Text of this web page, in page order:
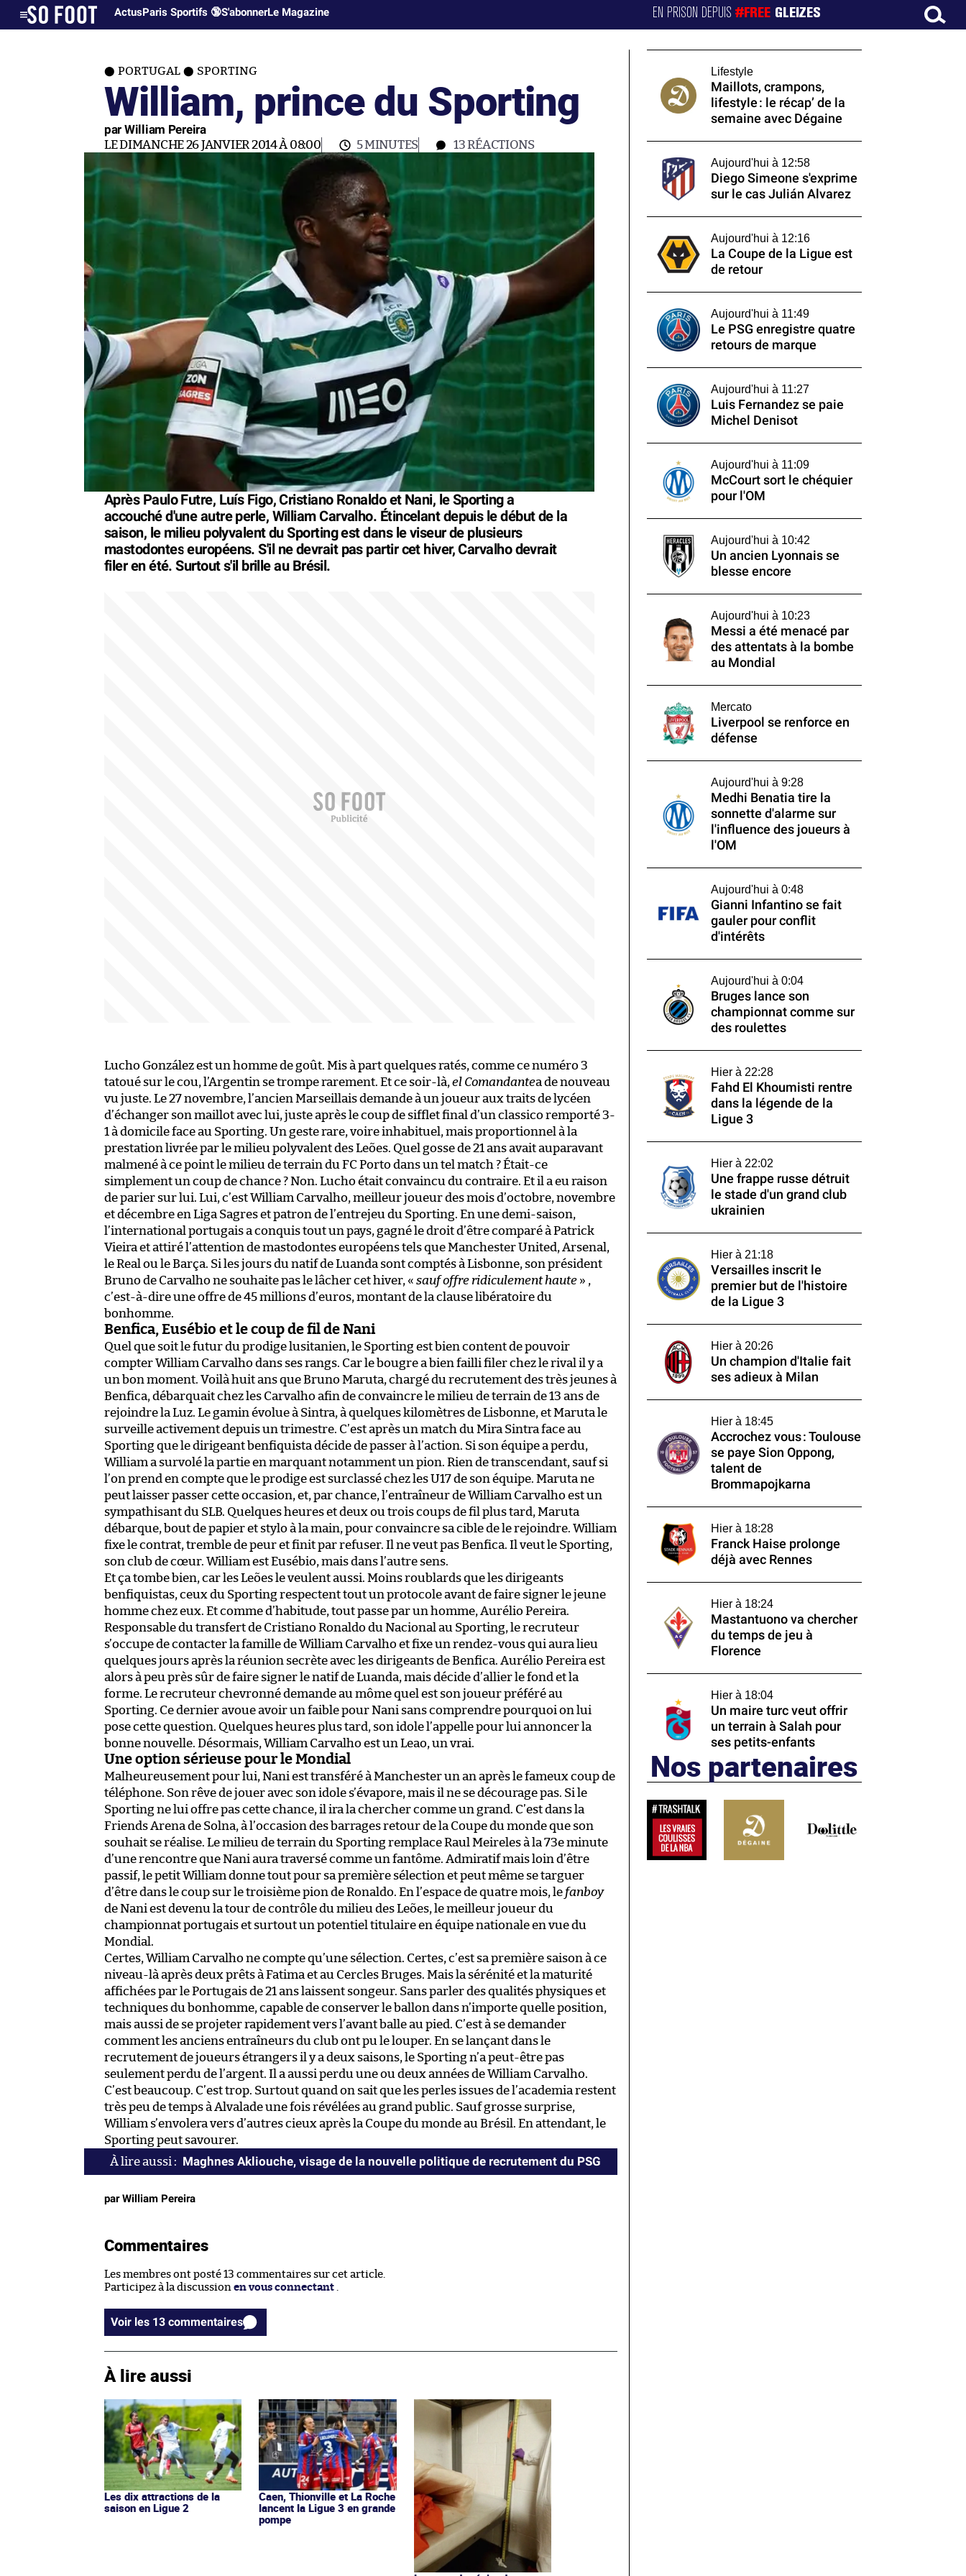
ActusParis Sportifs 🔞S'abonnerLe Magazine EN PRISON DEPUIS#FREE GLEIZES
PORTUGAL SPORTING
William, prince du Sporting
par William Pereira
LE DIMANCHE 26 JANVIER 2014 À 08:00 5 MINUTES 13RÉACTIONS
Après Paulo Futre, Luís Figo, Cristiano Ronaldo et Nani, le Sporting a
accouché d'une autre perle, William Carvalho. Étincelant depuis le début de la
saison, le milieu polyvalent du Sporting est dans le viseur de plusieurs
mastodontes européens. S'il ne devrait pas partir cet hiver, Carvalho devrait
filer en été. Surtout s'il brille au Brésil.
Lucho González est un homme de goût. Mis à part quelques ratés, comme ce numéro 3
tatoué sur le cou, l’Argentin se trompe rarement. Et ce soir-là, el Comandantea de nouveau
vu juste. Le 27 novembre, l’ancien Marseillais demande à un joueur aux traits de lycéen
d’échanger son maillot avec lui, juste après le coup de sifflet final d’un classico remporté 3-
1 à domicile face au Sporting. Un geste rare, voire inhabituel, mais proportionnel à la
prestation livrée par le milieu polyvalent des Leões. Quel gosse de 21 ans avait auparavant
malmené à ce point le milieu de terrain du FC Porto dans un tel match ? Était-ce
simplement un coup de chance ? Non. Lucho était convaincu du contraire. Et il a eu raison
de parier sur lui. Lui, c’est William Carvalho, meilleur joueur des mois d’octobre, novembre
et décembre en Liga Sagres et patron de l’entrejeu du Sporting. En une demi-saison,
l’international portugais a conquis tout un pays, gagné le droit d’être comparé à Patrick
Vieira et attiré l’attention de mastodontes européens tels que Manchester United, Arsenal,
le Real ou le Barça. Si les jours du natif de Luanda sont comptés à Lisbonne, son président
Bruno de Carvalho ne souhaite pas le lâcher cet hiver, « sauf offre ridiculement haute » ,
c’est-à-dire une offre de 45 millions d’euros, montant de la clause libératoire du
bonhomme.
Benfica, Eusébio et le coup de fil de Nani
Quel que soit le futur du prodige lusitanien, le Sporting est bien content de pouvoir
compter William Carvalho dans ses rangs. Car le bougre a bien failli filer chez le rival il y a
un bon moment. Voilà huit ans que Bruno Maruta, chargé du recrutement des très jeunes à
Benfica, débarquait chez les Carvalho afin de convaincre le milieu de terrain de 13 ans de
rejoindre la Luz. Le gamin évolue à Sintra, à quelques kilomètres de Lisbonne, et Maruta le
surveille activement depuis un trimestre. C’est après un match du Mira Sintra face au
Sporting que le dirigeant benfiquista décide de passer à l’action. Si son équipe a perdu,
William a survolé la partie en marquant notamment un pion. Rien de transcendant, sauf si
l’on prend en compte que le prodige est surclassé chez les U17 de son équipe. Maruta ne
peut laisser passer cette occasion, et, par chance, l’entraîneur de William Carvalho est un
sympathisant du SLB. Quelques heures et deux ou trois coups de fil plus tard, Maruta
débarque, bout de papier et stylo à la main, pour convaincre sa cible de le rejoindre. William
fixe le contrat, tremble de peur et finit par refuser. Il ne veut pas Benfica. Il veut le Sporting,
son club de cœur. William est Eusébio, mais dans l’autre sens.
Et ça tombe bien, car les Leões le veulent aussi. Moins roublards que les dirigeants
benfiquistas, ceux du Sporting respectent tout un protocole avant de faire signer le jeune
homme chez eux. Et comme d’habitude, tout passe par un homme, Aurélio Pereira.
Responsable du transfert de Cristiano Ronaldo du Nacional au Sporting, le recruteur
s’occupe de contacter la famille de William Carvalho et fixe un rendez-vous qui aura lieu
quelques jours après la réunion secrète avec les dirigeants de Benfica. Aurélio Pereira est
alors à peu près sûr de faire signer le natif de Luanda, mais décide d’allier le fond et la
forme. Le recruteur chevronné demande au môme quel est son joueur préféré au
Sporting. Ce dernier avoue avoir un faible pour Nani sans comprendre pourquoi on lui
pose cette question. Quelques heures plus tard, son idole l’appelle pour lui annoncer la
bonne nouvelle. Désormais, William Carvalho est un Leao, un vrai.
Une option sérieuse pour le Mondial
Malheureusement pour lui, Nani est transféré à Manchester un an après le fameux coup de
téléphone. Son rêve de jouer avec son idole s’évapore, mais il ne se décourage pas. Si le
Sporting ne lui offre pas cette chance, il ira la chercher comme un grand. C’est dans la
Friends Arena de Solna, à l’occasion des barrages retour de la Coupe du monde que son
souhait se réalise. Le milieu de terrain du Sporting remplace Raul Meireles à la 73e minute
d’une rencontre que Nani aura traversé comme un fantôme. Admiratif mais loin d’être
passif, le petit William donne tout pour sa première sélection et peut même se targuer
d’être dans le coup sur le troisième pion de Ronaldo. En l’espace de quatre mois, le fanboy
de Nani est devenu la tour de contrôle du milieu des Leões, le meilleur joueur du
championnat portugais et surtout un potentiel titulaire en équipe nationale en vue du
Mondial.
Certes, William Carvalho ne compte qu’une sélection. Certes, c’est sa première saison à ce
niveau-là après deux prêts à Fatima et au Cercles Bruges. Mais la sérénité et la maturité
affichées par le Portugais de 21 ans laissent songeur. Sans parler des qualités physiques et
techniques du bonhomme, capable de conserver le ballon dans n’importe quelle position,
mais aussi de se projeter rapidement vers l’avant balle au pied. C’est à se demander
comment les anciens entraîneurs du club ont pu le louper. En se lançant dans le
recrutement de joueurs étrangers il y a deux saisons, le Sporting n’a peut-être pas
seulement perdu de l’argent. Il a aussi perdu une ou deux années de William Carvalho.
C’est beaucoup. C’est trop. Surtout quand on sait que les perles issues de l’academia restent
très peu de temps à Alvalade une fois révélées au grand public. Sauf grosse surprise,
William s’envolera vers d’autres cieux après la Coupe du monde au Brésil. En attendant, le
Sporting peut savourer.
Maghnes Akliouche, visage de la nouvelle politique de recrutement du PSG
par William Pereira
Commentaires
Les membres ont posté 13 commentaires sur cet article.
Participez à la discussion en vous connectant
Voir les 13 commentaires
À lire aussi
Les dix attractions de la
saison en Ligue 2
Caen, Thionville et La Roche
lancent la Ligue 3 en grande
pompe
Lifestyle
Maillots, crampons,
lifestyle : le récap’ de la
semaine avec Dégaine
Aujourd'hui à 12:58
Diego Simeone s'exprime
sur le cas Julián Alvarez
Aujourd'hui à 12:16
La Coupe de la Ligue est
de retour
Aujourd'hui à 11:49
Le PSG enregistre quatre
retours de marque
Aujourd'hui à 11:27
Luis Fernandez se paie
Michel Denisot
Aujourd'hui à 11:09
McCourt sort le chéquier
pour l'OM
Aujourd'hui à 10:42
Un ancien Lyonnais se
blesse encore
Aujourd'hui à 10:23
Messi a été menacé par
des attentats à la bombe
au Mondial
Mercato
Liverpool se renforce en
défense
Aujourd'hui à 9:28
Medhi Benatia tire la
sonnette d'alarme sur
l'influence des joueurs à
l'OM
Aujourd'hui à 0:48
Gianni Infantino se fait
gauler pour conflit
d'intérêts
Aujourd'hui à 0:04
Bruges lance son
championnat comme sur
des roulettes
Hier à 22:28
Fahd El Khoumisti rentre
dans la légende de la
Ligue 3
Hier à 22:02
Une frappe russe détruit
le stade d'un grand club
ukrainien
Hier à 21:18
Versailles inscrit le
premier but de l'histoire
de la Ligue 3
Hier à 20:26
Un champion d'Italie fait
ses adieux à Milan
Hier à 18:45
Accrochez vous : Toulouse
se paye Sion Oppong,
talent de
Brommapojkarna
Hier à 18:28
Franck Haise prolonge
déjà avec Rennes
Hier à 18:24
Mastantuono va chercher
du temps de jeu à
Florence
Hier à 18:04
Un maire turc veut offrir
un terrain à Salah pour
ses petits-enfants
Nos partenaires